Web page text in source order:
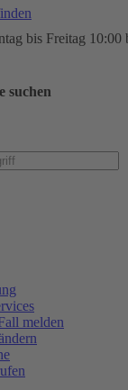
bis Freitag 10:00
suchen
melden